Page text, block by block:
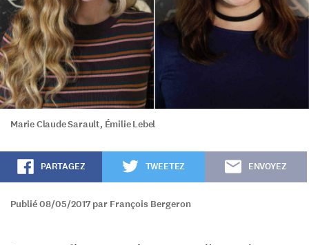
Marie Claude Sarault, Émilie Lebel
PARTAGEZ TWEETEZ ENVOYEZ
Publié 08/05/2017 par François Bergeron